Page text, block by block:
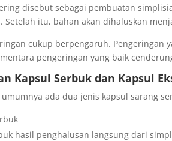
disebut sebagai pembuatan
Setelah itu, bahan akan dihaluskan
cukup berpengaruh. Pengeringan
pengeringan yang baik
Kapsul Serbuk dan Kapsul
ada dua jenis kapsul sarang
hasil penghalusan langsung dari